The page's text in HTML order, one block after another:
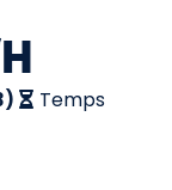
Temps